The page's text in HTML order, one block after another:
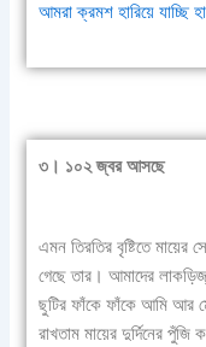
আমরা ক্রমশ হারিয়ে যাচ্ছি
৩। ১০২ জ্বর আসছে
এমন তিরতির বৃষ্টিতে
গেছে তার। আমাদের
ছুটির ফাঁকে ফাঁকে আমি আর
রাখতাম মায়ের দুর্দিনের পুঁজি